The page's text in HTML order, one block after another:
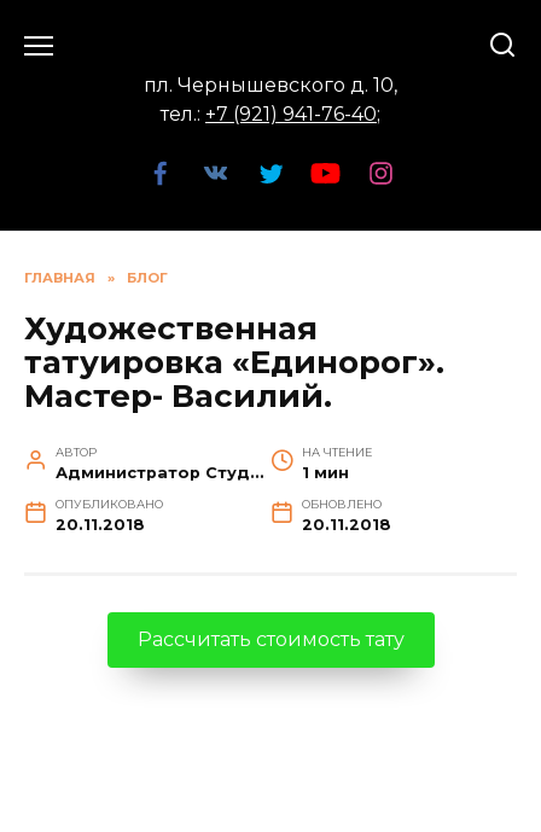
пл. Чернышевского д. 10,
тел.: +7 (921) 941-76-40;
ГЛАВНАЯ » БЛОГ
Художественная
татуировка «Единорог».
Мастер- Василий.
АВТОР
Администратор Студии
НА ЧТЕНИЕ
1 мин
ОПУБЛИКОВАНО
20.11.2018
ОБНОВЛЕНО
20.11.2018
Рассчитать стоимость тату